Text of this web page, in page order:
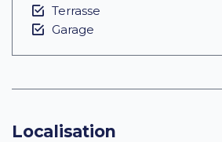
Terrasse
Garage
Localisation